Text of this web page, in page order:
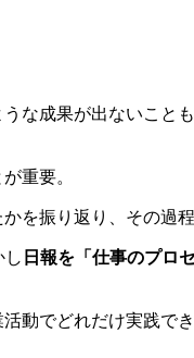
な成果が出ないこと
重要。
を振り返り、その過
し 日報を「仕事のプロ
動でどれだけ実践で